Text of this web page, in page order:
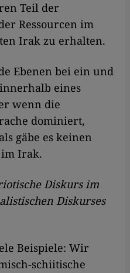
Teil der
Ressourcen im
Irak zu erhalten.
Ebenen bei ein und
eines
wenn die
dominiert,
gäbe es keinen
Irak.
Diskurs im
Diskurses
Beispiele: Wir
schiitische